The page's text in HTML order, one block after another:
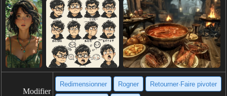
Modifier
Redimensionner Rogner Retourner·Faire pivoter